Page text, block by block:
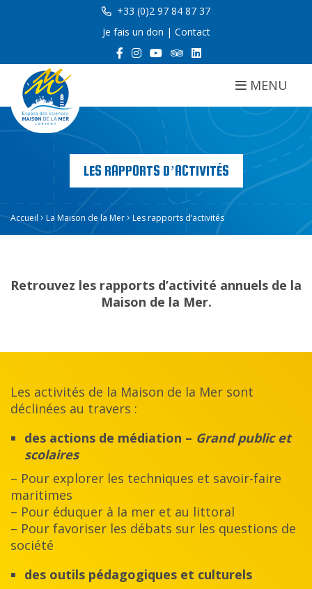
+33 (0)2 97 84 87 37
Je fais un don | Contact
MENU
LES RAPPORTS D’ACTIVITÉS
Accueil La Maison de la Mer Les rapports d’activités
Retrouvez les rapports d’activité annuels de la
Maison de la Mer.
Les activités de la Maison de la Mer sont
déclinées au travers :
des actions de médiation – Grand public et
scolaires
– Pour explorer les techniques et savoir-faire
maritimes
– Pour éduquer à la mer et au littoral
– Pour favoriser les débats sur les questions de
société
des outils pédagogiques et culturels